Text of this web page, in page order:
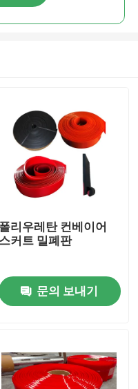
폴리우레탄 컨베이어
스커트 밀폐판
문의 보내기